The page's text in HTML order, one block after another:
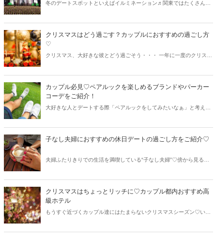
冬のデートスポットといえばイルミネーション♬関東ではたくさんの
クリスマスはどう過ごす？カップルにおすすめの過ごし方
♡
クリスマス、大好きな彼とどう過ごそう・・・ 一年に一度のクリスマ
カップル必見♡ペアルックを楽しめるブランドやパーカー
コーデをご紹介！
大好きな人とデートする際「ペアルックをしてみたいなぁ」と考えた
やパーカーコーデをご紹介します。
子なし夫婦におすすめの休日デートの過ごし方をご紹介♡
夫婦ふたりきりでの生活を満喫している“子なし夫婦”♡傍から見ると
か？今回は子なし夫婦におすすめの休日デートの過ごし方をご紹介し
ます♪
クリスマスはちょっとリッチに♡カップル都内おすすめ高
級ホテル
もうすぐ近づくカップル達にはたまらないクリスマスシーズン♡いつ